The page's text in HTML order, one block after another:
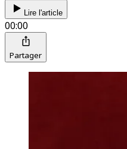
Lire l'article
00:00
Partager